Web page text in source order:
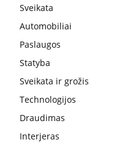
Sveikata
Automobiliai
Paslaugos
Statyba
Sveikata ir grožis
Technologijos
Draudimas
Interjeras